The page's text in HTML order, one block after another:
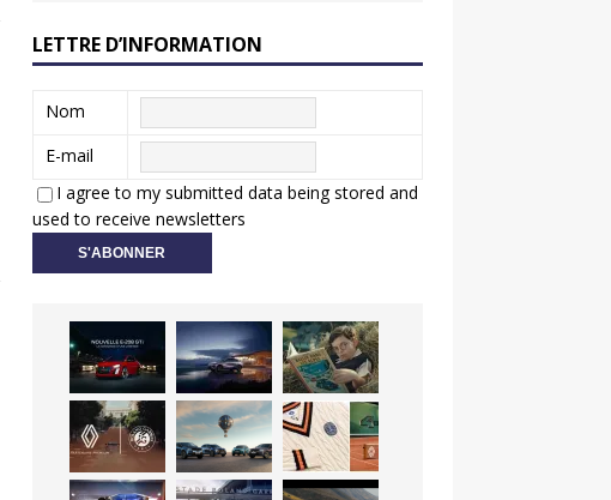
LETTRE D’INFORMATION
Nom
E-mail
I agree to my submitted data being stored and
used to receive newsletters